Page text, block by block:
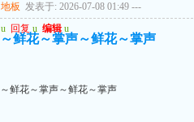
地板 发表于: 2026-07-08 01:49 ---
u 回复 u 编辑 u
～鲜花～掌声～鲜花～掌声
～鲜花～掌声～鲜花～掌声